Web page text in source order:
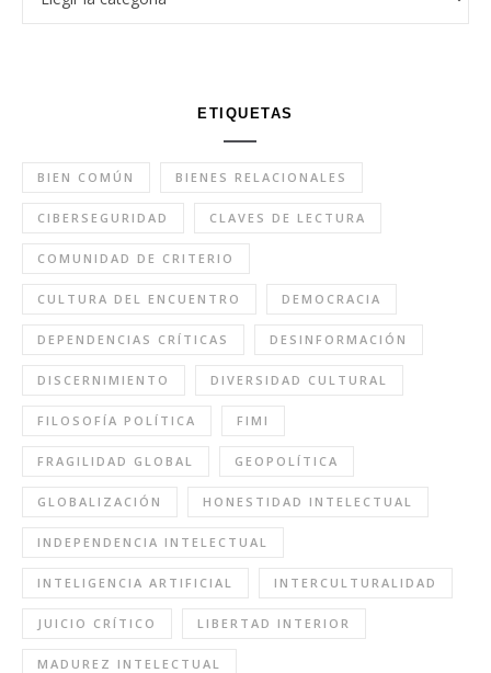
ETIQUETAS
BIEN COMÚN BIENES RELACIONALES
CIBERSEGURIDAD CLAVES DE LECTURA
COMUNIDAD DE CRITERIO
CULTURA DEL ENCUENTRO DEMOCRACIA
DEPENDENCIAS CRÍTICAS DESINFORMACIÓN
DISCERNIMIENTO DIVERSIDAD CULTURAL
FILOSOFÍA POLÍTICA FIMI
FRAGILIDAD GLOBAL GEOPOLÍTICA
GLOBALIZACIÓN HONESTIDAD INTELECTUAL
INDEPENDENCIA INTELECTUAL
INTELIGENCIA ARTIFICIAL INTERCULTURALIDAD
JUICIO CRÍTICO LIBERTAD INTERIOR
MADUREZ INTELECTUAL